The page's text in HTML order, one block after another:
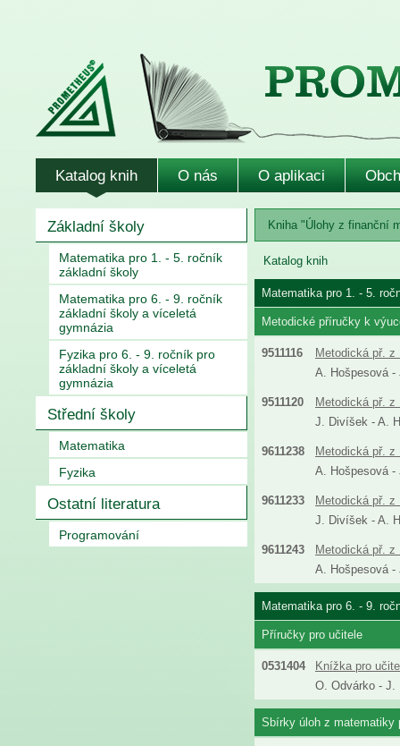
Katalog knih O nás O aplikaci
Základní školy
Matematika pro 1. - 5. ročník
základní školy
Matematika pro 6. - 9. ročník
základní školy a víceletá
gymnázia
Fyzika pro 6. - 9. ročník pro
základní školy a víceletá
gymnázia
Střední školy
Matematika
Fyzika
Ostatní literatura
Programování
Kniha "Úlohy z finanční
Katalog knih
Matematika pro 1. - 5.
Metodické příručky k
9511116
Metodická př.
A. Hošpesová
9511120
Metodická př.
J. Divíšek - A.
9611238
Metodická př.
A. Hošpesová
9611233
Metodická př.
J. Divíšek - A.
9611243
Metodická př.
A. Hošpesová
Matematika pro 6. - 9.
Příručky pro učitele
0531404
Knížka pro
O. Odvárko - J.
Sbírky úloh z matematiky